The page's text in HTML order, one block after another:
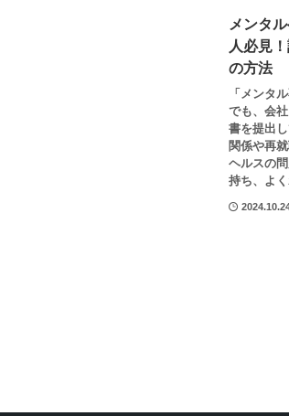
メンタ
人必見
の方法
「メンタ
でも、会
書を提出
関係や再
ヘルスの
持ち、よ